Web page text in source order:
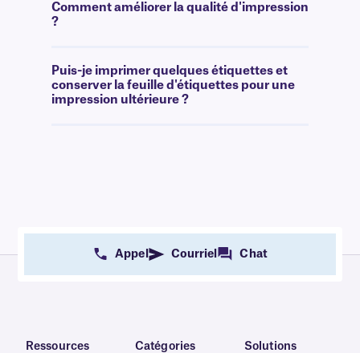
Comment améliorer la qualité d'impression
?
Puis-je imprimer quelques étiquettes et
conserver la feuille d'étiquettes pour une
impression ultérieure ?
Appel Courriel Chat
Ressources Catégories Solutions